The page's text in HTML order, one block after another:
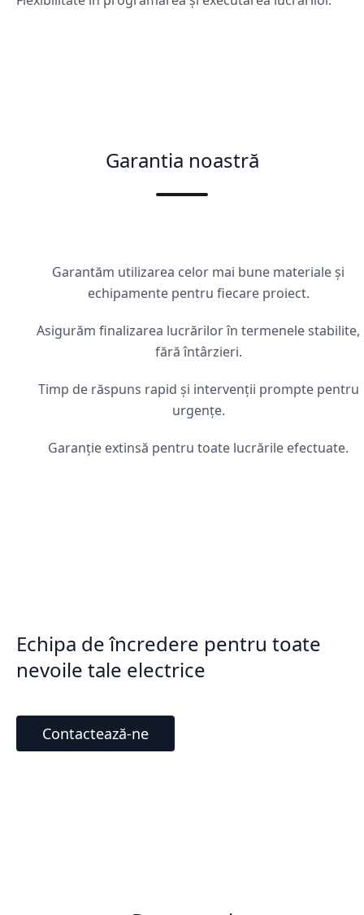
Garantia noastră
Garantăm utilizarea celor mai bune materiale și
echipamente pentru fiecare proiect.
Asigurăm finalizarea lucrărilor în termenele stabilite,
fără întârzieri.
Timp de răspuns rapid și intervenții prompte pentru
urgențe.
Garanție extinsă pentru toate lucrările efectuate.
Echipa de încredere pentru toate
nevoile tale electrice
Contactează-ne